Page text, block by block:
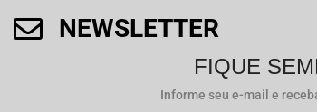
NEWSLETTER
FIQUE
Informe seu e-mail e